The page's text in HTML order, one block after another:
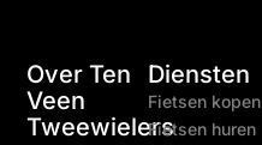
Over Ten
Veen
Tweewielers
Diensten
Fietsen kopen
Fietsen huren